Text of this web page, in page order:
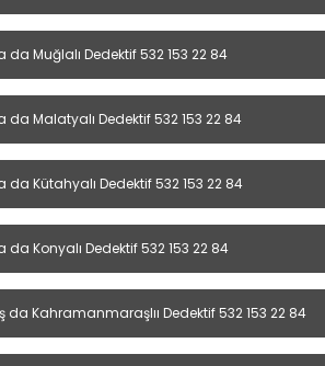
da Muğlalı Dedektif 532 153 22 84
da Malatyalı Dedektif 532 153 22 84
da Kütahyalı Dedektif 532 153 22 84
da Konyalı Dedektif 532 153 22 84
Kahramanmaraşlıı Dedektif 532 153 22 84